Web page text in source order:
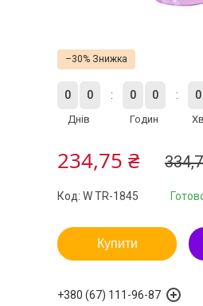
–30%
0 0
Днів
0 0
Годин
0
234,75 ₴
Код: W TR-1845
Купити
+380 (67) 111-96-87